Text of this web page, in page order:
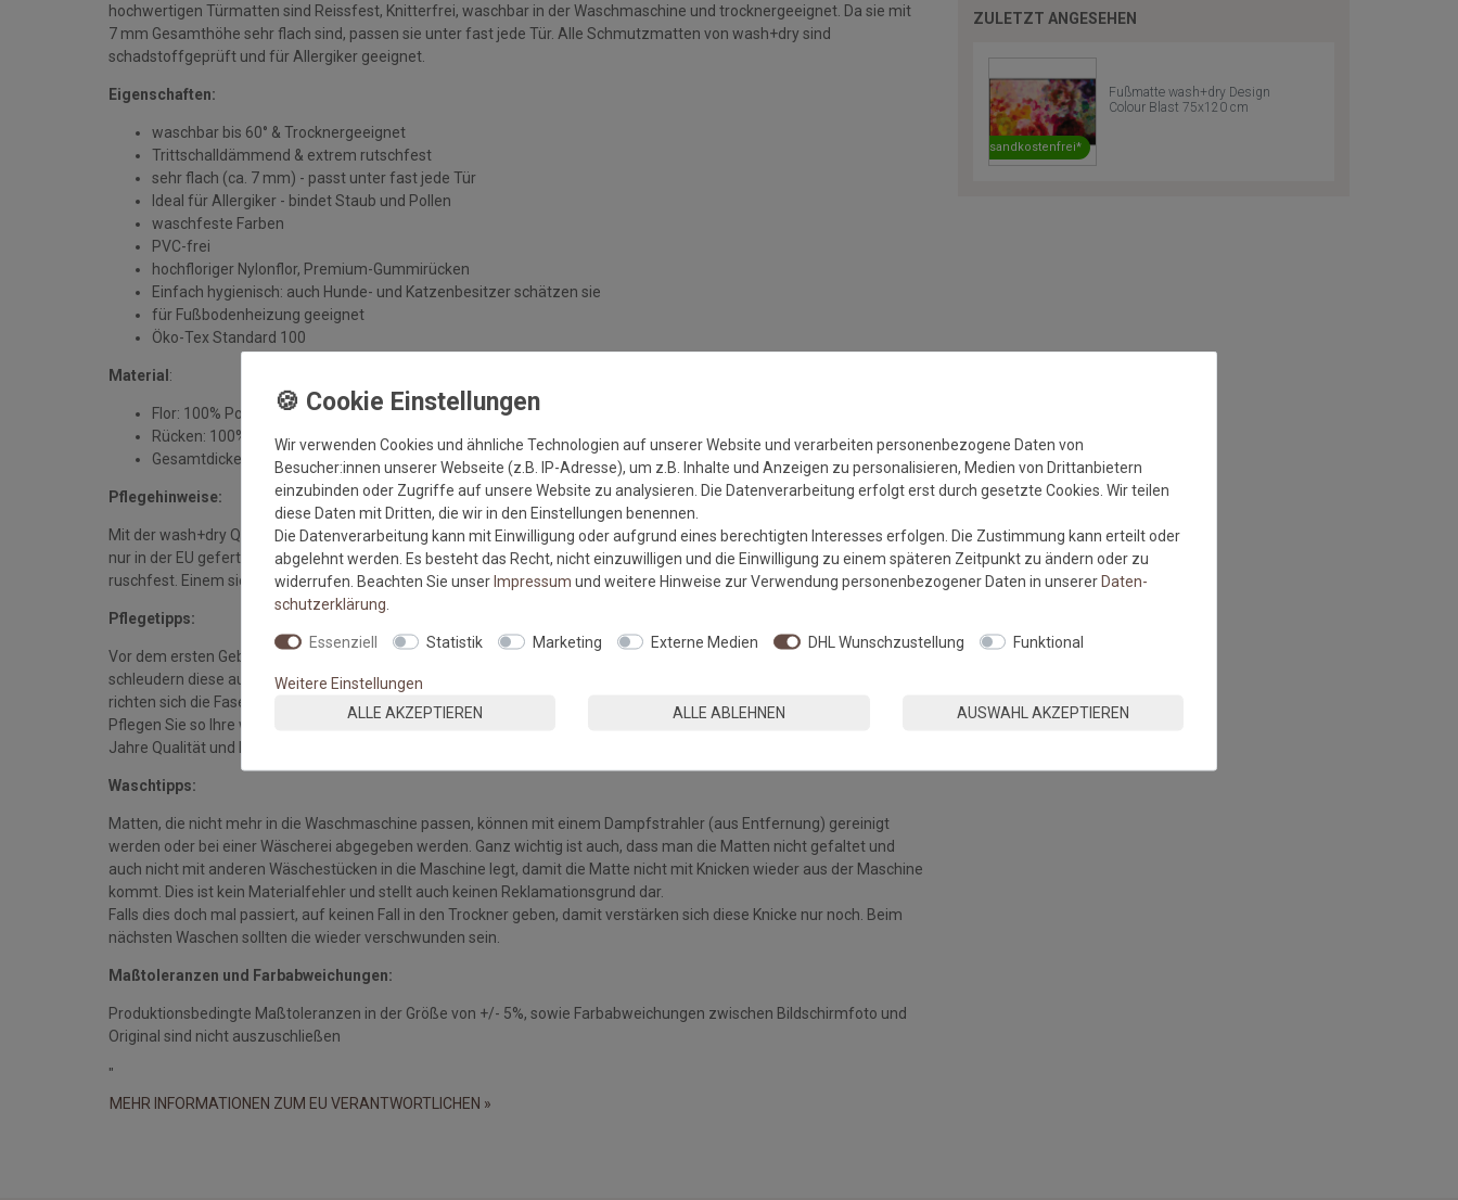
hochwertigen Türmatten sind Reissfest, Knitterfrei, waschbar in der Waschmaschine und trocknergeeignet. Da sie mit
7 mm Gesamthöhe sehr flach sind, passen sie unter fast jede Tür. Alle Schmutzmatten von wash+dry sind
schadstoffgeprüft und für Allergiker geeignet.
Eigenschaften:
waschbar bis 60° & Trocknergeeignet
Trittschalldämmend & extrem rutschfest
sehr flach (ca. 7 mm) - passt unter fast jede Tür
Ideal für Allergiker - bindet Staub und Pollen
waschfeste Farben
PVC-frei
hochfloriger Nylonflor, Premium-Gummirücken
Einfach hygienisch: auch Hunde- und Katzenbesitzer schätzen sie
für Fußbodenheizung geeignet
Öko-Tex Standard 100
Material :
Flor: 100% Polyamid
Rücken: 100% Nitrilgummi
Gesamtdicke: ca. 7 mm
Pflegehinweise:
Mit der wash+dry Qualität sichern Sie sich waschbare und trocknergeeignete Fußmatten, die zu 100% PVC-frei sind und
nur in der EU gefertigt werden. Dank eines hochwertigen Gummirückens sind die wash+dry Fußmatten absolut
ruschfest. Einem sicheren Gebrauch auch auf Fußbodenheizungen steht somit nichts mehr im Wege.
Pflegetipps:
Vor dem ersten Gebrauch waschen Sie die Fußmatte separat bei angegebener Temperatur mit Feinwaschmittel,
schleudern diese auf niedriger Stufe und legen sie bei 90°C in den Trockner oder flach zum Trocknen aus. Dadurch
richten sich die Fasern auf, der Mattenflor wird aktiviert und transportbedingte Falten und Knicke werden wieder glatt.
Pflegen Sie so Ihre wash+dry Fußmatte regelmäßig und Sie werden überrascht sein, wie viele
Jahre Qualität und Farbe erhalten bleiben.
Waschtipps:
Matten, die nicht mehr in die Waschmaschine passen, können mit einem Dampfstrahler (aus Entfernung) gereinigt
werden oder bei einer Wäscherei abgegeben werden. Ganz wichtig ist auch, dass man die Matten nicht gefaltet und
auch nicht mit anderen Wäschestücken in die Maschine legt, damit die Matte nicht mit Knicken wieder aus der Maschine
kommt. Dies ist kein Materialfehler und stellt auch keinen Reklamationsgrund dar.
Falls dies doch mal passiert, auf keinen Fall in den Trockner geben, damit verstärken sich diese Knicke nur noch. Beim
nächsten Waschen sollten die wieder verschwunden sein.
Maßtoleranzen und Farbabweichungen:
Produktionsbedingte Maßtoleranzen in der Größe von +/- 5%, sowie Farbabweichungen zwischen Bildschirmfoto und
Original sind nicht auszuschließen
"
MEHR INFORMATIONEN ZUM EU VERANTWORTLICHEN »
ZULETZT ANGESEHEN
Versandkostenfrei*
Fußmatte wash+dry Design
Colour Blast 75x120 cm
Wir verwenden Cookies und ähnliche Technologien auf unserer Website und verarbeiten personenbezogene Daten von
Besucher:innen unserer Webseite (z.B. IP-Adresse), um z.B. Inhalte und Anzeigen zu personalisieren, Medien von Drittanbietern
einzubinden oder Zugriffe auf unsere Website zu analysieren. Die Datenverarbeitung erfolgt erst durch gesetzte Cookies. Wir teilen
diese Daten mit Dritten, die wir in den Einstellungen benennen.
Die Datenverarbeitung kann mit Einwilligung oder aufgrund eines berechtigten Interesses erfolgen. Die Zustimmung kann erteilt oder
abgelehnt werden. Es besteht das Recht, nicht einzuwilligen und die Einwilligung zu einem späteren Zeitpunkt zu ändern oder zu
widerrufen. Beachten Sie unserImpressum und weitere Hinweise zur Verwendung personenbezogener Daten in unsererDaten­
schutz­erklärung
Essenziell Statistik Marketing Externe Medien DHL Wunschzustellung Funktional
Weitere Einstellungen
ALLE AKZEPTIEREN
ALLE ABLEHNEN AUSWAHL AKZEPTIEREN